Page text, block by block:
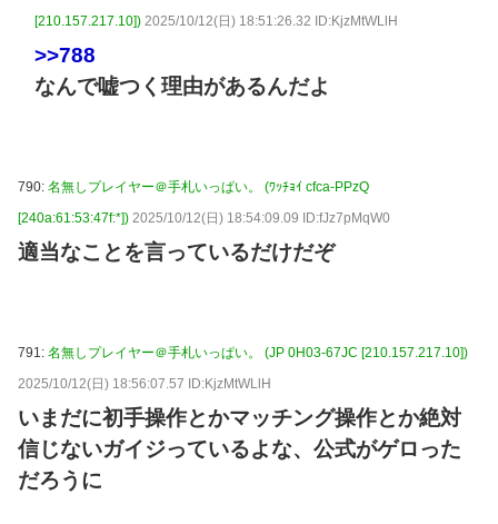
[210.157.217.10]) 2025/10/12(日) 18:51:26.32 ID:KjzMtWLlH
>>788
なんで嘘つく理由があるんだよ
790: 名無しプレイヤー＠手札いっぱい。 (ﾜｯﾁｮｲ cfca-PPzQ
[240a:61:53:47f:*]) 2025/10/12(日) 18:54:09.09 ID:fJz7pMqW0
適当なことを言っているだけだぞ
791: 名無しプレイヤー＠手札いっぱい。 (JP 0H03-67JC [210.157.217.10])
2025/10/12(日) 18:56:07.57 ID:KjzMtWLlH
いまだに初手操作とかマッチング操作とか絶対
信じないガイジっているよな、公式がゲロった
だろうに